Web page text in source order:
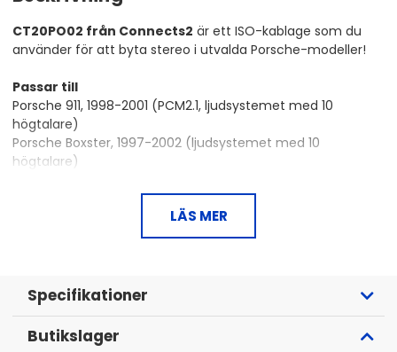
CT20PO02 från Connects2 är ett ISO-kablage som du
använder för att byta stereo i utvalda Porsche-modeller!
Passar till
Porsche 911, 1998-2001 (PCM2.1, ljudsystemet med 10
högtalare)
Porsche Boxster, 1997-2002 (ljudsystemet med 10
högtalare)
LÄS MER
Specifikationer
Butikslager